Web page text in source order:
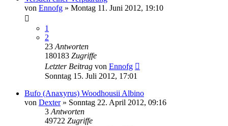
von Ennofg » Montag 11. Juni 2012, 19:10
1
2
23 Antworten
180183 Zugriffe
Letzter Beitrag von Ennofg
Sonntag 15. Juli 2012, 17:01
Bufo (Anaxyrus) Woodhousii Albino
von Dexter» Sonntag 22. April 2012, 09:16
3 Antworten
49722 Zugriffe